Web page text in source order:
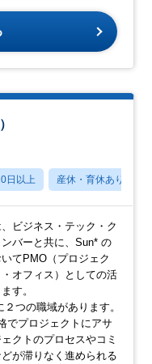
日以上 産休・育休あり
ビジネス・テック・ク
バーと共に、Sun* の
てPMO（プロジェク
オフィス）としての活
す。
つの職域があります。
でプロジェクトにアサ
クトのプロセスやコミ
が滞りなく進められる